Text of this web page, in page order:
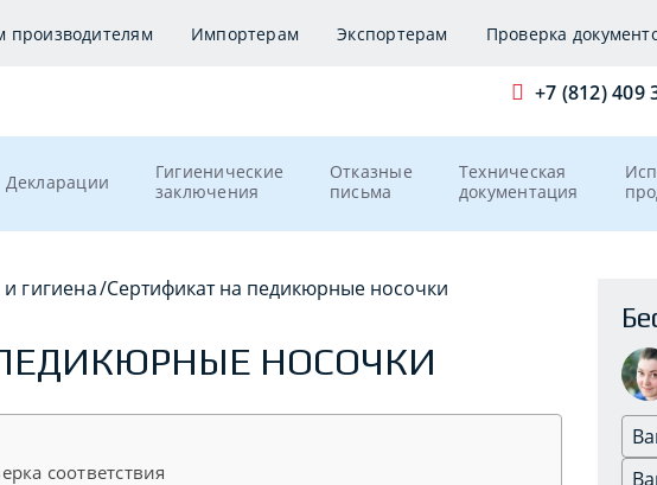
производителям Импортерам Экспортерам Проверка
+7 (812) 409
Декларации
Гигиенические
заключения
Отказные
письма
Техническая
документация
гигиена/Сертификат на педикюрные носочки
НОСОЧКИ
соответствия